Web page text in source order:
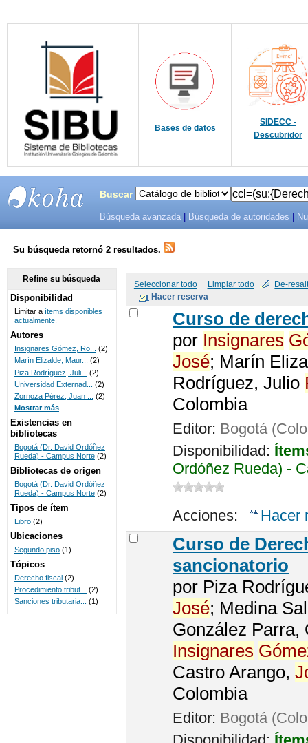
Bases de datos
SIDECC -
Descubridor
SISTEMAS
DE
BIBLIOTECAS
UNICOC
Buscar
Búsqueda avanzada Búsqueda de autoridades
Su búsqueda retornó 2 resultados.
Seleccionar todo Limpiar todo De-
Curso de
por Insignares
José; Marín
Rodríguez, Julio
Colombia
Editor: Bogotá
Disponibilidad:
Ordóñez Rueda) -
Acciones: Hacer
Curso de
sancionatorio
por Piza
José; Medina
González Parra,
Insignares
Castro Arango,
Colombia
Editor: Bogotá
Refine su búsqueda
Disponibilidad
Limitar a ítems disponibles
actualmente.
Autores
Insignares Gómez, Ro...
(2)
Marín Elizalde, Maur... (2)
Piza Rodríguez, Juli...
(2)
Universidad Externad...
(2)
Zornoza Pérez, Juan ...
(2)
Mostrar más
Existencias en
bibliotecas
Bogotá (Dr. David Ordóñez
Rueda) - Campus Norte (2)
Bibliotecas de origen
Bogotá (Dr. David Ordóñez
Rueda) - Campus Norte (2)
Tipos de ítem
Libro (2)
Ubicaciones
Segundo piso (1)
Tópicos
Derecho fiscal (2)
Procedimiento tribut...
(2)
Sanciones tributaria... (1)